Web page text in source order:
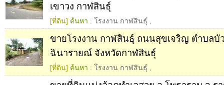
เขาวง กาฬสินธุ์
[ที่ดิน] ค้นหา : โรงงาน กาฬสินธุ์
ขายโรงงาน กาฬสินธุ์ ถนนสุขเจริญ ตำบลบั
ฉินารายณ์ จังหวัดกาฬสินธุ์
[ที่ดิน] ค้นหา : โรงงาน กาฬสินธุ์